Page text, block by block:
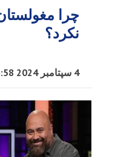
چرا
نکرد؟
4 سپتامبر 2024 16:58